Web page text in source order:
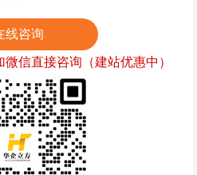
线咨询
信直接咨询（建站优惠中）